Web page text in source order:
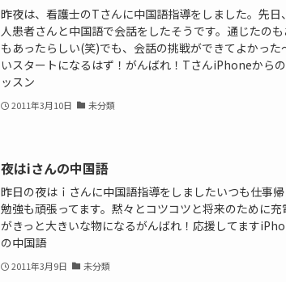
昨夜は、看護士のTさんに中国語指導をしました。先
人患者さんと中国語で会話をしたそうです。通じたの
もあったらしい(笑)でも、会話の挑戦ができてよかった
いスタートになるはず！がんばれ！TさんiPhoneから
ッスン
2011年3月10日 未分類
夜はiさんの中国語
昨日の夜はｉさんに中国語指導をしましたいつも仕事
勉強も頑張ってます。黙々とコツコツと将来のために
がきっと大きいな物になるがんばれ！応援してます
の中国語
2011年3月9日 未分類